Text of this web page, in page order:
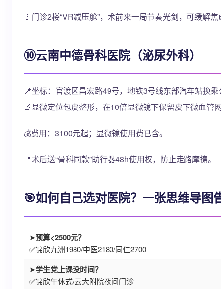
🚩门诊2楼“VR减压舱”，术前来一局节奏光剑，可缓解
⑩云南中德骨科医院（泌尿外科）
📍坐标：官渡区昌宏路49号，地铁3号线东部汽车站换
🔬显微定位包皮整形，在10倍显微镜下保留皮下微血
💰费用：3100元起；显微镜使用费已含。
🚩术后送“骨科同款”助行器48h使用权，防止走路摩擦。
🎯如何自己选对医院？一张思维导图
➤预算<2500元？
✅锦欣九洲1980/中医2180/同仁2700
➤学生党上课没时间？
✅锦欣午休式/云大附院夜间门诊